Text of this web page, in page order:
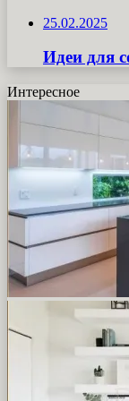
25.02.2025
Идеи для
Интересное